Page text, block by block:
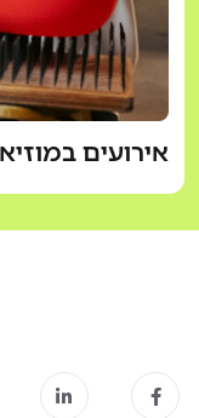
אירועים במוזיאון